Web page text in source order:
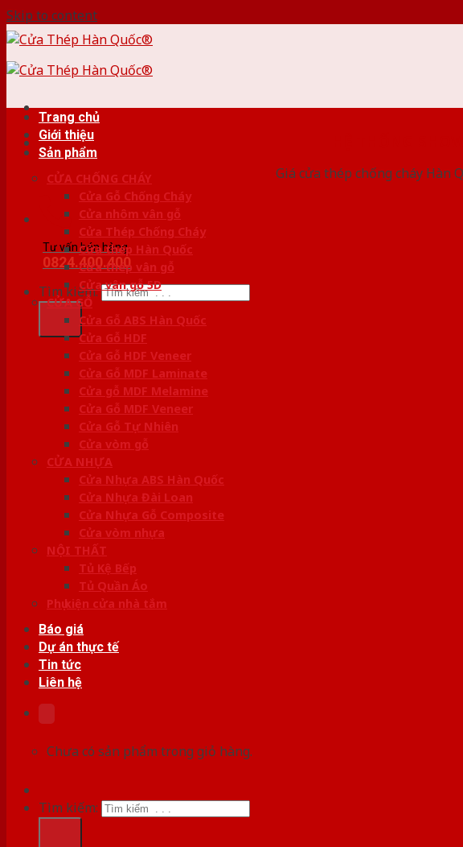
Skip to content
Giá cửa thép chống cháy Hàn
Tư vấn bán hàng
0824.400.400
Tìm kiếm:
Trang chủ
Giới thiệu
Sản phẩm
CỬA CHỐNG CHÁY
Cửa Gỗ Chống Cháy
Cửa nhôm vân gỗ
Cửa Thép Chống Cháy
Cửa thép Hàn Quốc
Cửa thép vân gỗ
Cửa vân gỗ 5D
CỬA GỖ
Cửa Gỗ ABS Hàn Quốc
Cửa Gỗ HDF
Cửa Gỗ HDF Veneer
Cửa Gỗ MDF Laminate
Cửa gỗ MDF Melamine
Cửa Gỗ MDF Veneer
Cửa Gỗ Tự Nhiên
Cửa vòm gỗ
CỬA NHỰA
Cửa Nhựa ABS Hàn Quốc
Cửa Nhựa Đài Loan
Cửa Nhựa Gỗ Composite
Cửa vòm nhựa
NỘI THẤT
Tủ Kệ Bếp
Tủ Quần Áo
Phụ kiện cửa nhà tắm
Báo giá
Dự án thực tế
Tin tức
Liên hệ
Chưa có sản phẩm trong giỏ hàng.
Tìm kiếm: